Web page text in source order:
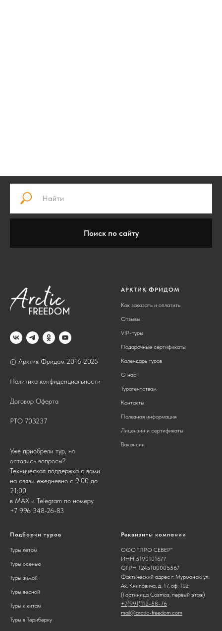
Поиск по сайту
© Арктик Фридом 2016-2025
Политика конфиденциальности
Договор Оферта
РТО 703237
Уже приобрели тур, но
остались вопросы?
Техническая поддержка с вами
на связи ежедневно с 9:00 до
21:00
в MAX и Telegram по номеру
+7 996 348-26-83
АРКТИК ФРИДОМ
Как заказать и оплатить
Отзывы
VIP-туры
Подарочные сертификаты
Календарь туров
О нас
Турагентствам
Контакты
Полезная информация
Лицензии и сертификаты
Вакансии
Подборки туров
Туры летом
Туры осенью
Туры зимой
Туры весной
Туры к китам
Туры в Териберку
Реквизиты компании
ООО "ПРО СЕВЕР"
ИНН 5190101677
ОГРН 1245100005567
Фактический адрес г. Мурманск, ул.
Ак. Книповича, д. 17, оф. 102
(Гостиница Cosmos, первый этаж)
+7(991)112-58-76
mail@arctic-freedom.com